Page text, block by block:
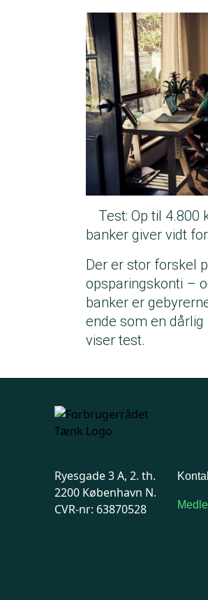
Test: Op til 4.800
banker giver vidt
Der er stor forskel
opsparingskonti –
banker er
ende som en
viser test.
Ryesgade 3 A, 2. th.
2200 København N.
CVR-nr: 63870528